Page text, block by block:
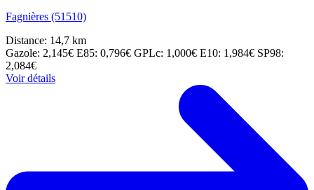
Fagnières (51510)
Distance: 14,7 km
Gazole: 2,145€ E85: 0,796€ GPLc: 1,000€ E10: 1,984€ SP98:
2,084€
Voir détails